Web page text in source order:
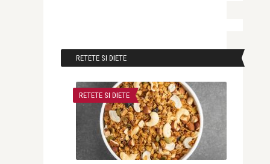
RETETE SI DIETE
RETETE SI DIETE